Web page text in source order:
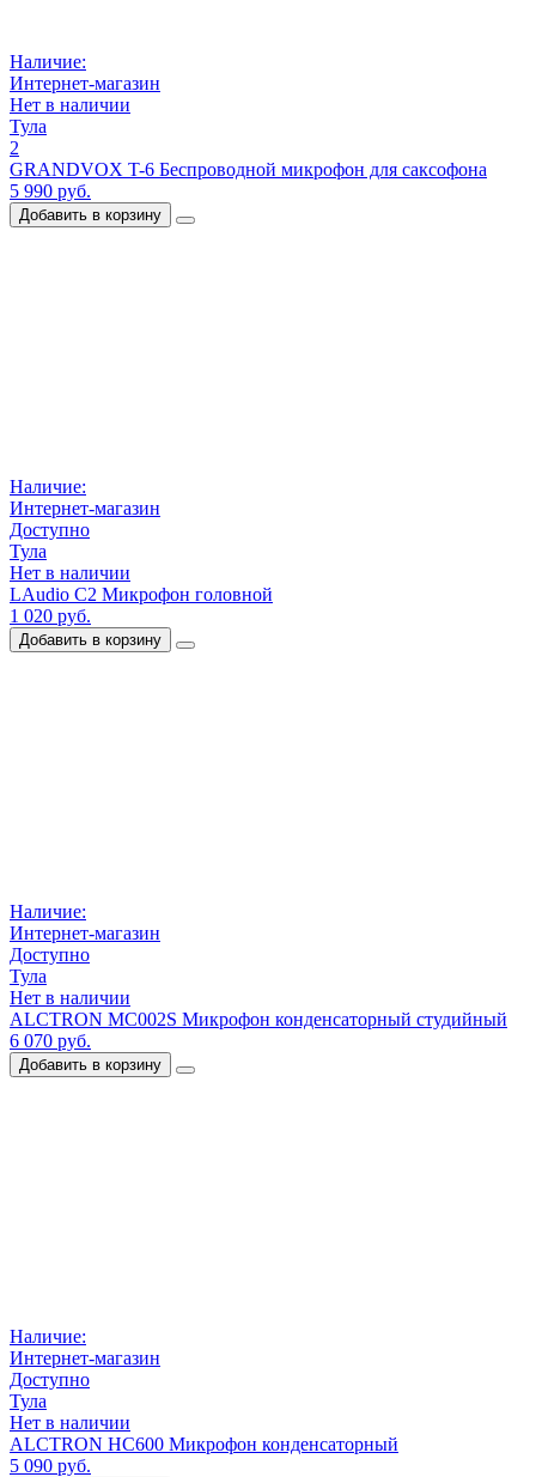
Наличие:
Интернет-магазин
Нет в наличии
Тула
2
GRANDVOX T-6 Беспроводной микрофон для саксофона
5 990 руб.
Добавить в корзину
Наличие:
Интернет-магазин
Доступно
Тула
Нет в наличии
LAudio C2 Микрофон головной
1 020 руб.
Добавить в корзину
Наличие:
Интернет-магазин
Доступно
Тула
Нет в наличии
ALCTRON MC002S Микрофон конденсаторный студийный
6 070 руб.
Добавить в корзину
Наличие:
Интернет-магазин
Доступно
Тула
Нет в наличии
ALCTRON HC600 Микрофон конденсаторный
5 090 руб.